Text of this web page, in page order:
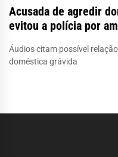
Acusada de agredir
evitou a polícia por
Áudios citam possível
doméstica grávida